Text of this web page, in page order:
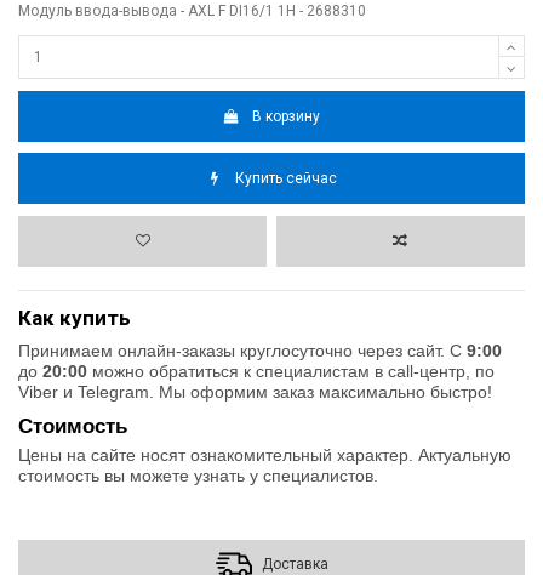
Модуль ввода-вывода - AXL F DI16/1 1H - 2688310
В корзину
Купить сейчас
Как купить
Принимаем онлайн-заказы круглосуточно через сайт. С 9:00
до 20:00 можно обратиться к специалистам в call-центр, по
Viber и Telegram. Мы оформим заказ максимально быстро!
Стоимость
Цены на сайте носят ознакомительный характер. Актуальную
стоимость вы можете узнать у специалистов.
Доставка